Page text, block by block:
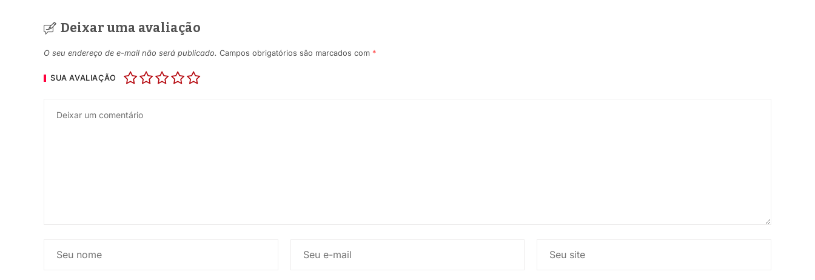
Deixar uma avaliação
O seu endereço de e-mail não será publicado. Campos obrigatórios são marcados com *
SUA AVALIAÇÃO